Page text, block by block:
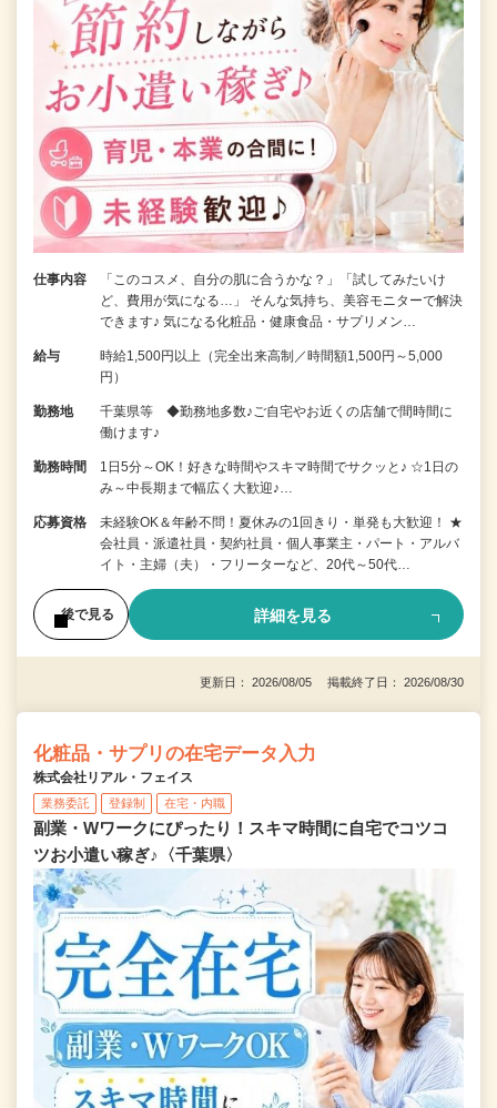
仕事内容
「このコスメ、自分の肌に合うかな？」「試してみたいけ
ど、費用が気になる…」 そんな気持ち、美容モニターで解決
できます♪ 気になる化粧品・健康食品・サプリメン…
給与
時給1,500円以上（完全出来高制／時間額1,500円～5,000
円）
勤務地
千葉県等 ◆勤務地多数♪ご自宅やお近くの店舗で間時間に
働けます♪
勤務時間
1日5分～OK！好きな時間やスキマ時間でサクッと♪ ☆1日の
み～中長期まで幅広く大歓迎♪…
応募資格
未経験OK＆年齢不問！夏休みの1回きり・単発も大歓迎！ ★
会社員・派遣社員・契約社員・個人事業主・パート・アルバ
イト・主婦（夫）・フリーターなど、20代～50代…
後で見る 詳細を見る
更新日： 2026/08/05 掲載終了日： 2026/08/30
化粧品・サプリの在宅データ入力
株式会社リアル・フェイス
業務委託 登録制 在宅・内職
副業・Wワークにぴったり！スキマ時間に自宅でコツコ
ツお小遣い稼ぎ♪〈千葉県〉